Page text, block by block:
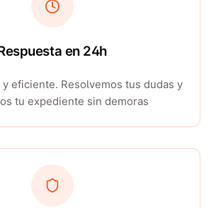
en 24h
eficiente. Resolvemos tus dudas y
tu expediente sin demoras